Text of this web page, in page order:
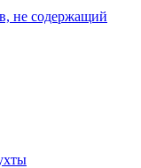
не содержащий